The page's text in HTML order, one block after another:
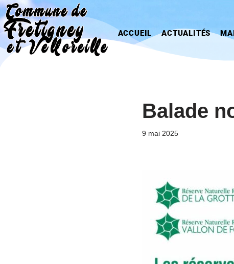
Aller
au
contenu
ACCUEIL ACTUALITÉS
Balade
9 mai 2025